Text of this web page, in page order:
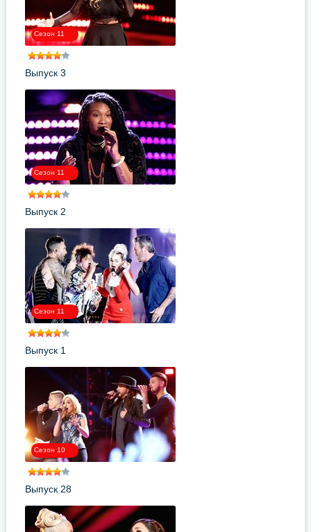
Сезон 11
Выпуск 3
Сезон 11
Выпуск 2
Сезон 11
Выпуск 1
Сезон 10
Выпуск 28